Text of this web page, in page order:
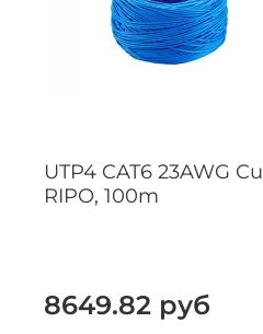
UTP4 CAT6 23AWG Cu
RIPO, 100m
8649.82 руб